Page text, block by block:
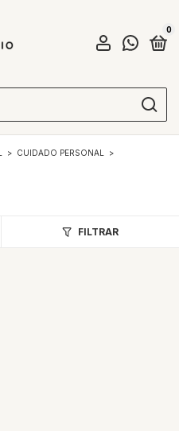
0
> CUIDADO PERSONAL
>
FILTRAR